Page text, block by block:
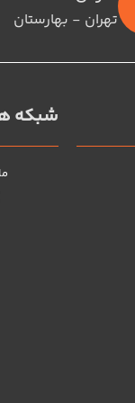
تهران - بهارستان
شبکه